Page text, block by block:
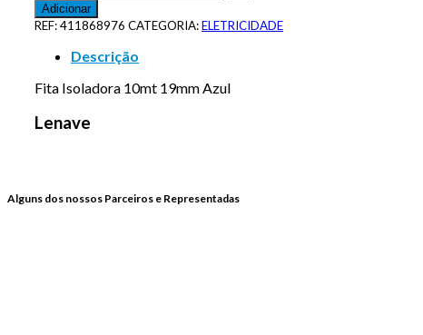
Adicionar
REF:411868976 CATEGORIA:ELETRICIDADE
Descrição
Fita Isoladora 10mt 19mm Azul
Lenave
Alguns dos nossos Parceiros e Representadas